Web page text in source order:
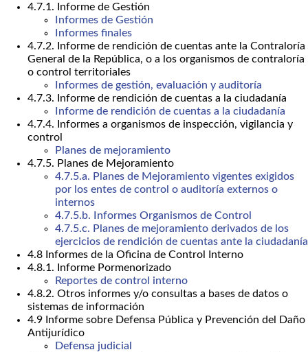
4.7.1. Informe de Gestión
Informes de Gestión
Informes finales
4.7.2. Informe de rendición de cuentas ante la Contraloría
General de la República, o a los organismos de contraloría
o control territoriales
Informes de gestión, evaluación y auditoría
4.7.3. Informe de rendición de cuentas a la ciudadanía
Informe de rendición de cuentas a la ciudadanía
4.7.4. Informes a organismos de inspección, vigilancia y
control
Planes de mejoramiento
4.7.5. Planes de Mejoramiento
4.7.5.a. Planes de Mejoramiento vigentes exigidos
por los entes de control o auditoría externos o
internos
4.7.5.b. Informes Organismos de Control
4.7.5.c. Planes de mejoramiento derivados de los
ejercicios de rendición de cuentas ante la ciudadanía
4.8 Informes de la Oficina de Control Interno
4.8.1. Informe Pormenorizado
Reportes de control interno
4.8.2. Otros informes y/o consultas a bases de datos o
sistemas de información
4.9 Informe sobre Defensa Pública y Prevención del Daño
Antijurídico
Defensa judicial